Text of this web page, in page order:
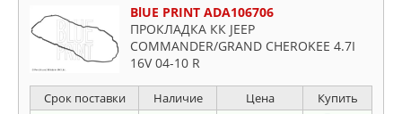
BlUE PRINT ADA106706
ПРОКЛАДКА КК JEEP
COMMANDER/GRAND CHEROKEE 4.7I
16V 04-10 R
Срок поставки Наличие Цена Купить